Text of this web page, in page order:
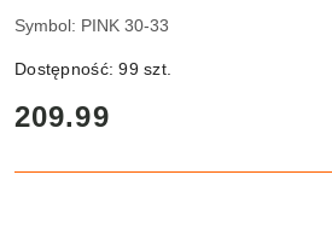
Symbol: PINK 30-33
Dostępność:99szt.
cena:
209.99